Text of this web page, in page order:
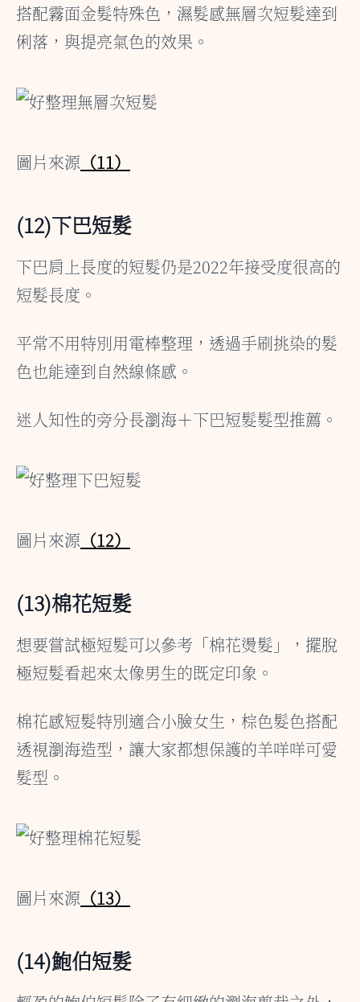
搭配霧面金髮特殊色，濕髮感無層次短髮達到
俐落，與提亮氣色的效果。
圖片來源 （11）
(12)下巴短髮
下巴肩上長度的短髮仍是2022年接受度很高的
短髮長度。
平常不用特別用電棒整理，透過手刷挑染的髮
色也能達到自然線條感。
迷人知性的旁分長瀏海＋下巴短髮髮型推薦。
圖片來源 （12）
(13)棉花短髮
想要嘗試極短髮可以參考「棉花燙髮」，擺脫
極短髮看起來太像男生的既定印象。
棉花感短髮特別適合小臉女生，棕色髮色搭配
透視瀏海造型，讓大家都想保護的羊咩咩可愛
髮型。
圖片來源 （13）
(14)鮑伯短髮